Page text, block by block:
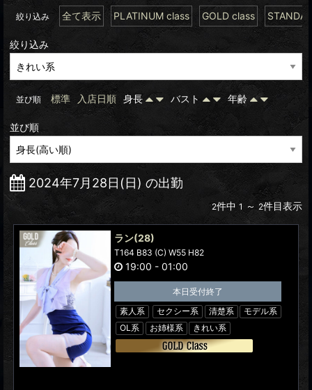
絞り込み 全て表示 PLATINUM class GOLD class
絞り込み
並び順 標準 入店日順 身長 バスト 年齢
並び順
2024年7月28日(日) の出勤
2件中 1 ～ 2件目表示
ラン(28)
T164 B83 (C) W55 H82
19:00 - 01:00
本日受付終了
素人系
セクシー系 清楚系
モデル系
OL系
お姉様系 きれい系